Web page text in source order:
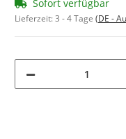
Sofort verfügbar
Lieferzeit:3 - 4 Tage (DE -